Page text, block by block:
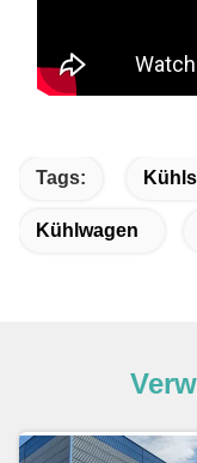
Tags:
Kühlwagen